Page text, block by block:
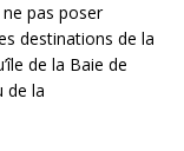
pas poser
destinations de la
de la Baie de
de la